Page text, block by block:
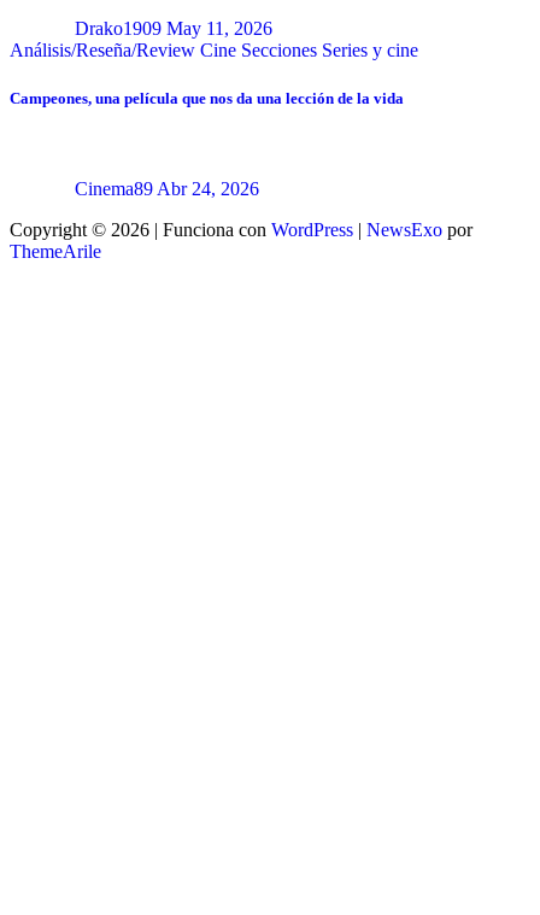
Drako1909 May 11, 2026
Análisis/Reseña/Review Cine Secciones Series y cine
Campeones, una película que nos da una lección de la vida
Cinema89 Abr 24, 2026
Copyright © 2026 | Funciona con WordPress | NewsExo por
ThemeArile